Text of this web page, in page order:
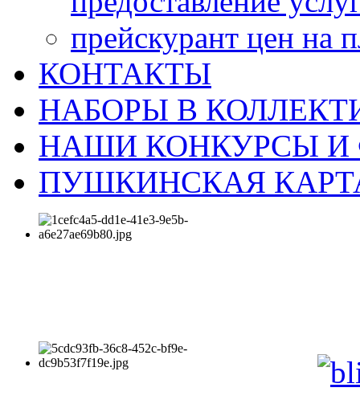
прейскурант цен на
КОНТАКТЫ
НАБОРЫ В
НАШИ КОНКУРСЫ И
ПУШКИНСКАЯ